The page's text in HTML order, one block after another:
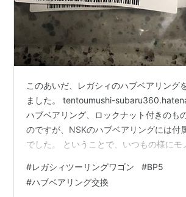
このあいだ、レガシィのハブベアリング
ました。 tentoumushi-
ハブベアリング、ロックナット付きのも
のですが、NSKのハブベアリングには付
でした。 ということで、いつもの様にモ
さ～いナットが届きましたよ(^^)
正しい良い部品番号なんですが、
#レガシィツーリングワゴン #BP5
#ハブベアリング交換